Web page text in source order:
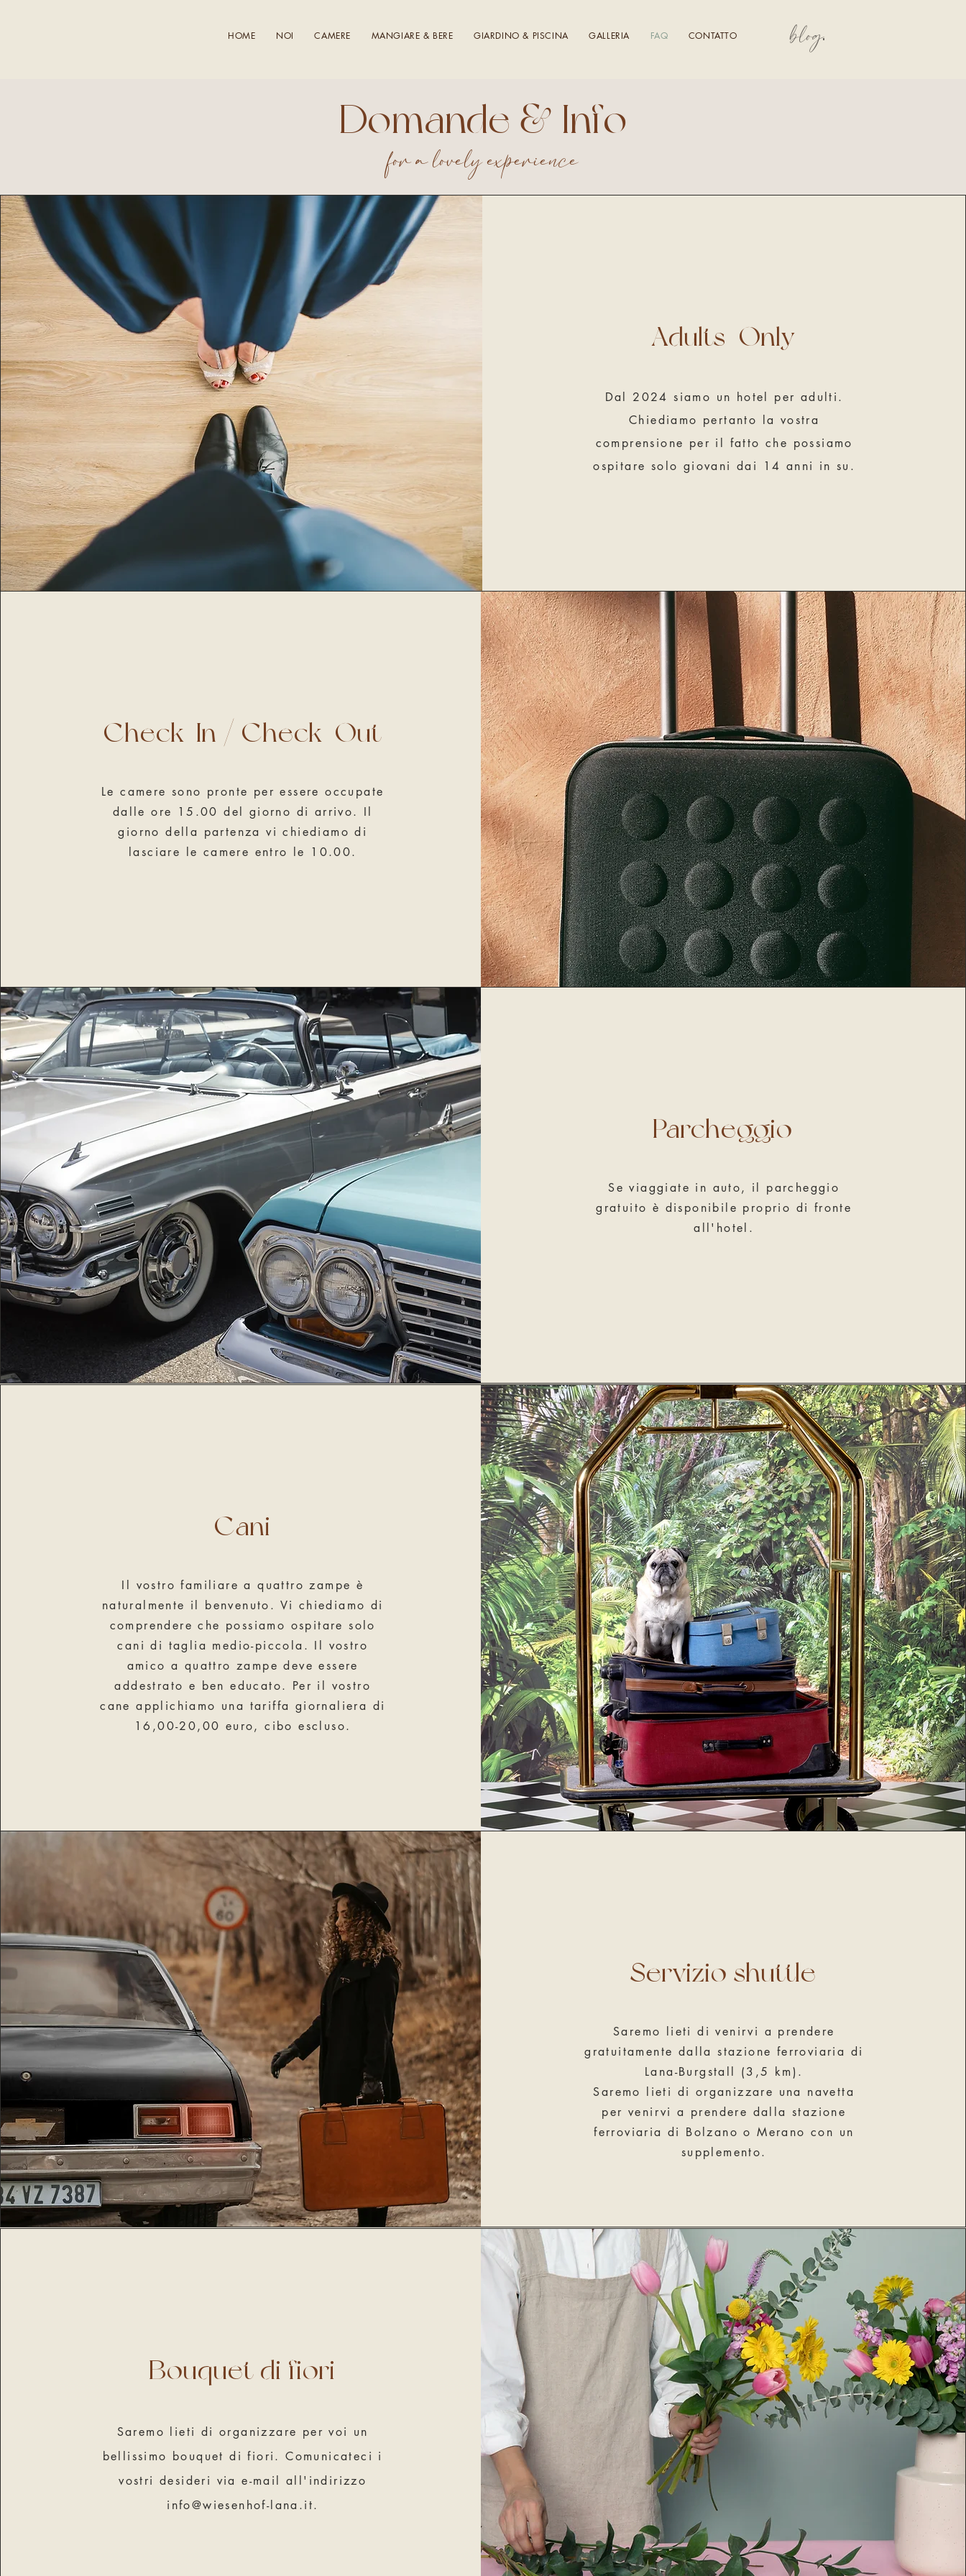
HOME NOI CAMERE MANGIARE & BERE GIARDINO & PISCINA GALLERIA FAQ CONTATTO blog
Domande & Info
for a lovely experience
Adults-Only
Dal 2024 siamo un hotel per adulti.
Chiediamo pertanto la vostra
comprensione per il fatto che possiamo
ospitare solo giovani dai 14 anni in su.
Check-In / Check-Out
Le camere sono pronte per essere occupate
dalle ore 15.00 del giorno di arrivo. Il
giorno della partenza vi chiediamo di
lasciare le camere entro le 10.00.
Parcheggio
Se viaggiate in auto, il parcheggio
gratuito è disponibile proprio di fronte
all'hotel.
Cani
Il vostro familiare a quattro zampe è
naturalmente il benvenuto. Vi chiediamo di
comprendere che possiamo ospitare solo
cani di taglia medio-piccola. Il vostro
amico a quattro zampe deve essere
addestrato e ben educato. Per il vostro
cane applichiamo una tariffa giornaliera di
16,00-20,00 euro, cibo escluso.
Servizio shuttle
Saremo lieti di venirvi a prendere
gratuitamente dalla stazione ferroviaria di
Lana-Burgstall (3,5 km).
Saremo lieti di organizzare una navetta
per venirvi a prendere dalla stazione
ferroviaria di Bolzano o Merano con un
supplemento.
Bouquet di fiori
Saremo lieti di organizzare per voi un
bellissimo bouquet di fiori. Comunicateci i
vostri desideri via e-mail all'indirizzo
info@wiesenhof-lana.it.